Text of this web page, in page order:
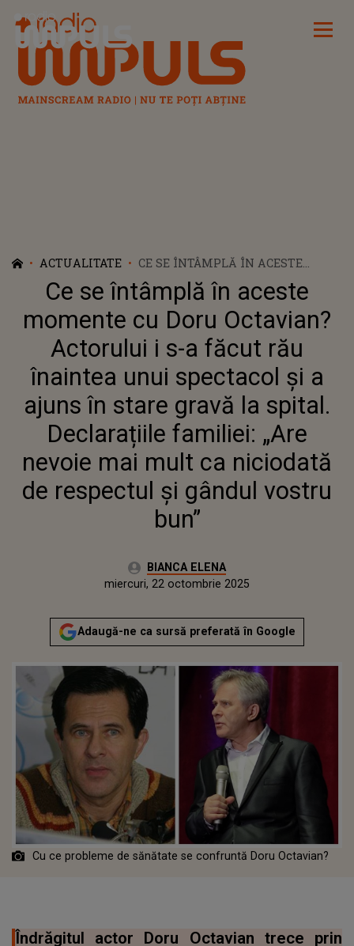
Radio Impuls
ACTUALITATE
CE SE ÎNTÂMPLĂ ÎN ACESTE
MOMENTE CU DORU OCTAVIAN?
ACTORULUI I S-A FĂCUT RĂU
ÎNAINTEA UNUI SPECTACOL ȘI A
AJUNS ÎN STARE GRAVĂ LA
SPITAL. DECLARAȚIILE FAMILIEI:
„ARE NEVOIE MAI MULT CA
NICIODATĂ DE RESPECTUL ȘI
GÂNDUL VOSTRU BUN”
Ce se întâmplă în aceste
momente cu Doru Octavian?
Actorului i s-a făcut rău
înaintea unui spectacol și a
ajuns în stare gravă la spital.
Declarațiile familiei: „Are
nevoie mai mult ca niciodată
de respectul și gândul vostru
bun”
Autor:BIANCA ELENA
miercuri, 22 octombrie 2025
Actualizat:
miercuri, 22 octombrie 2025
Adaugă-ne ca sursă preferată în Google
Cu ce probleme de sănătate se confruntă Doru Octavian?
Îndrăgitul actor Doru Octavian trece prin